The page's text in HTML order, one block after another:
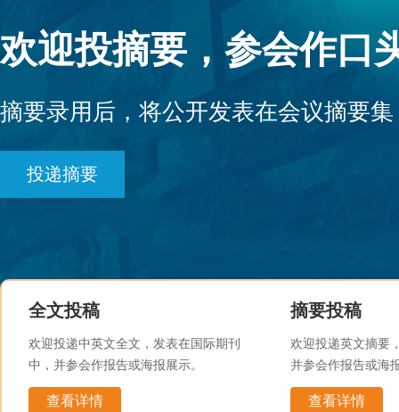
欢迎投摘要，参会作口
摘要录用后，将公开发表在会议摘要集
投递摘要
全文投稿
欢迎投递中英文全文，发表在国际期刊
中，并参会作报告或海报展示。
查看详情
摘要投稿
欢迎投递英文摘要
并参会作报告或海
查看详情